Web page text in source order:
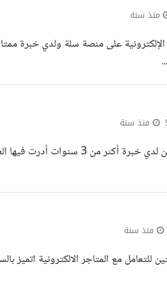
منذ سنة
على منصة سلة ولدي خبرة
منذ سنة
السلام عليكم أخي عبد الله
منذ سنة
للتعامل مع المتاجر الالكترونية اتميز